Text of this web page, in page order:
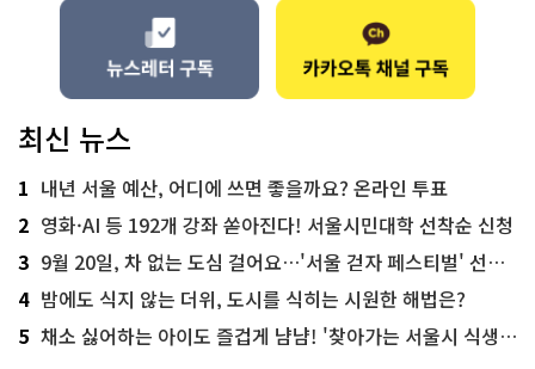
최신 뉴스
1 내년 서울 예산, 어디에 쓰면 좋을까요? 온라인 투표
2 영화·AI 등 192개 강좌 쏟아진다! 서울시민대학 선착순 신청
3 9월 20일, 차 없는 도심 걸어요…'서울 걷자 페스티벌' 선착순 5천명
4 밤에도 식지 않는 더위, 도시를 식히는 시원한 해법은?
5 채소 싫어하는 아이도 즐겁게 냠냠! '찾아가는 서울시 식생활 교육' 현장